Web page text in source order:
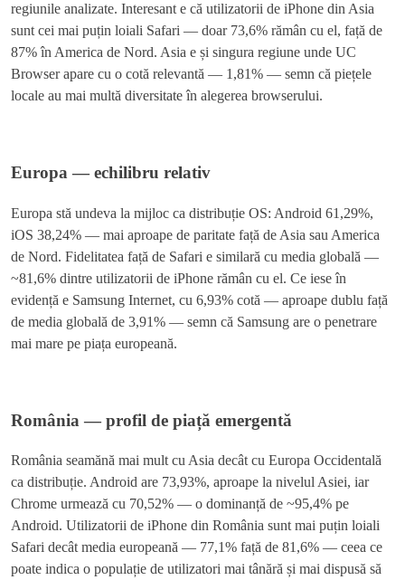
regiunile analizate. Interesant e că utilizatorii de iPhone din Asia
sunt cei mai puțin loiali Safari — doar 73,6% rămân cu el, față de
87% în America de Nord. Asia e și singura regiune unde UC
Browser apare cu o cotă relevantă — 1,81% — semn că piețele
locale au mai multă diversitate în alegerea browserului.
Europa — echilibru relativ
Europa stă undeva la mijloc ca distribuție OS: Android 61,29%,
iOS 38,24% — mai aproape de paritate față de Asia sau America
de Nord. Fidelitatea față de Safari e similară cu media globală —
~81,6% dintre utilizatorii de iPhone rămân cu el. Ce iese în
evidență e Samsung Internet, cu 6,93% cotă — aproape dublu față
de media globală de 3,91% — semn că Samsung are o penetrare
mai mare pe piața europeană.
România — profil de piață emergentă
România seamănă mai mult cu Asia decât cu Europa Occidentală
ca distribuție. Android are 73,93%, aproape la nivelul Asiei, iar
Chrome urmează cu 70,52% — o dominanță de ~95,4% pe
Android. Utilizatorii de iPhone din România sunt mai puțin loiali
Safari decât media europeană — 77,1% față de 81,6% — ceea ce
poate indica o populație de utilizatori mai tânără și mai dispusă să